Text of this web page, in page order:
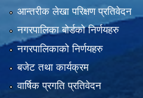
आन्तरीक लेखा परिक्षण प्रतिवेदन
नगरपालिका बोर्डको निर्णयहरु
नगरपालिकाको निर्णयहरु
बजेट तथा कार्यक्रम
वार्षिक प्रगति प्रतिवेदन